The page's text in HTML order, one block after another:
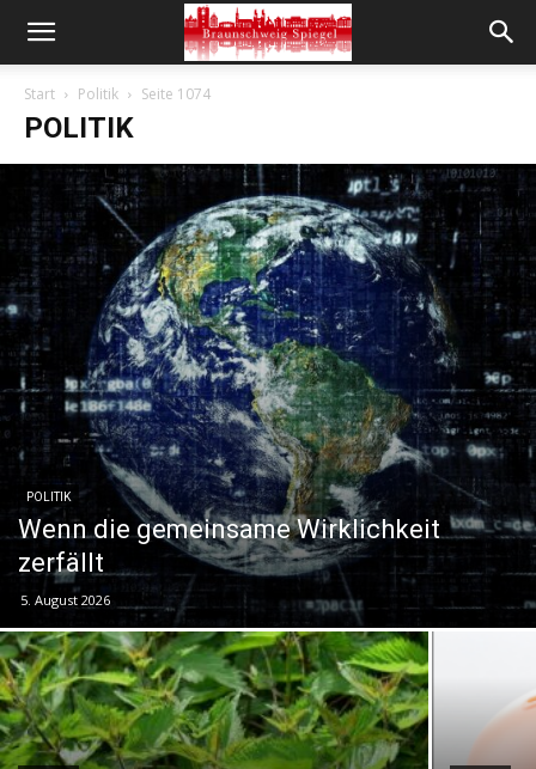
Start Politik Seite 1074
POLITIK
POLITIK
Wenn die gemeinsame Wirklichkeit
zerfällt
5. August 2026